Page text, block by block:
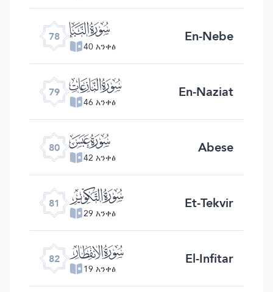
78 ﯻ
40 አንቀፅ En-Nebe
79 ﯼ
46 አንቀፅ En-Naziat
80 ﯽ
42 አንቀፅ Abese
81 ﯾ
29 አንቀፅ Et-Tekvir
82 ﯿ
19 አንቀፅ El-Infitar